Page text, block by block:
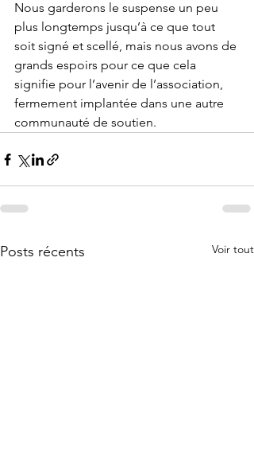
Nous garderons le suspense un peu
plus longtemps jusqu’à ce que tout
soit signé et scellé, mais nous avons de
grands espoirs pour ce que cela
signifie pour l’avenir de l’association,
fermement implantée dans une autre
communauté de soutien.
Posts récents Voir tout